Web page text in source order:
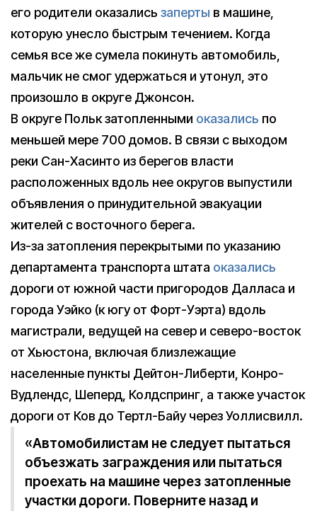
его родители оказались заперты в машине,
которую унесло быстрым течением. Когда
семья все же сумела покинуть автомобиль,
мальчик не смог удержаться и утонул, это
произошло в округе Джонсон.
В округе Польк затопленными оказались по
меньшей мере 700 домов. В связи с выходом
реки Сан-Хасинто из берегов власти
расположенных вдоль нее округов выпустили
объявления о принудительной эвакуации
жителей с восточного берега.
Из-за затопления перекрытыми по указанию
департамента транспорта штата оказались
дороги от южной части пригородов Далласа и
города Уэйко (к югу от Форт-Уэрта) вдоль
магистрали, ведущей на север и северо-восток
от Хьюстона, включая близлежащие
населенные пункты Дейтон-Либерти, Конро-
Вудлендс, Шеперд, Колдспринг, а также участок
дороги от Ков до Тертл-Байу через Уоллисвилл.
«Автомобилистам не следует пытаться
объезжать заграждения или пытаться
проехать на машине через затопленные
участки дороги. Поверните назад и